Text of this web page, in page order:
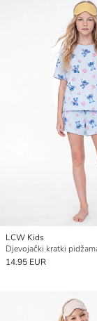
LCW Kids
14.95 EUR